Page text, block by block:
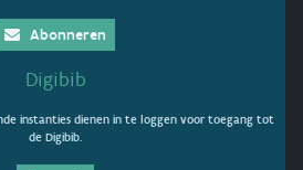
Abonneren
Digibib
instanties dienen in te loggen voor toegang tot
de Digibib.